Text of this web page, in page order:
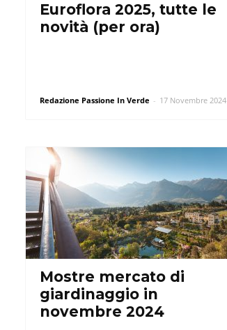
Euroflora 2025, tutte le
novità (per ora)
Redazione Passione In Verde - 17 Novembre 2024
Mostre mercato di
giardinaggio in
novembre 2024